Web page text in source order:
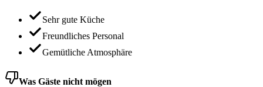
Sehr gute Küche
Freundliches Personal
Gemütliche Atmosphäre
Was Gäste nicht mögen